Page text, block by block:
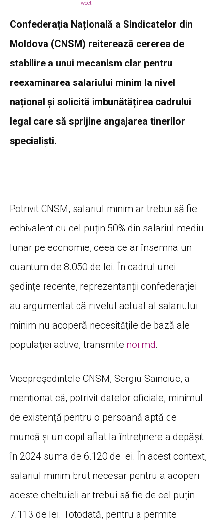
Tweet
Confederația Națională a Sindicatelor din
Moldova (CNSM) reiterează cererea de
stabilire a unui mecanism clar pentru
reexaminarea salariului minim la nivel
național și solicită îmbunătățirea cadrului
legal care să sprijine angajarea tinerilor
specialiști.
Potrivit CNSM, salariul minim ar trebui să fie
echivalent cu cel puțin 50% din salariul mediu
lunar pe economie, ceea ce ar însemna un
cuantum de 8.050 de lei. În cadrul unei
ședințe recente, reprezentanții confederației
au argumentat că nivelul actual al salariului
minim nu acoperă necesitățile de bază ale
populației active, transmite noi.md.
Vicepreședintele CNSM, Sergiu Sainciuc, a
menționat că, potrivit datelor oficiale, minimul
de existență pentru o persoană aptă de
muncă și un copil aflat la întreținere a depășit
în 2024 suma de 6.120 de lei. În acest context,
salariul minim brut necesar pentru a acoperi
aceste cheltuieli ar trebui să fie de cel puțin
7.113 de lei. Totodată, pentru a permite